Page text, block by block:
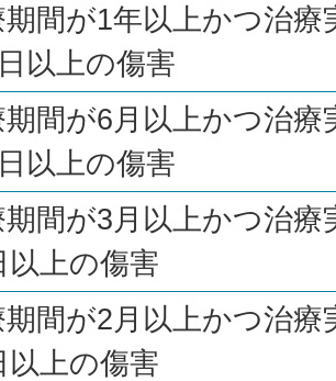
間が1年以上かつ治療
以上の傷害
間が6月以上かつ治療
以上の傷害
間が3月以上かつ治療
以上の傷害
間が2月以上かつ治療
以上の傷害